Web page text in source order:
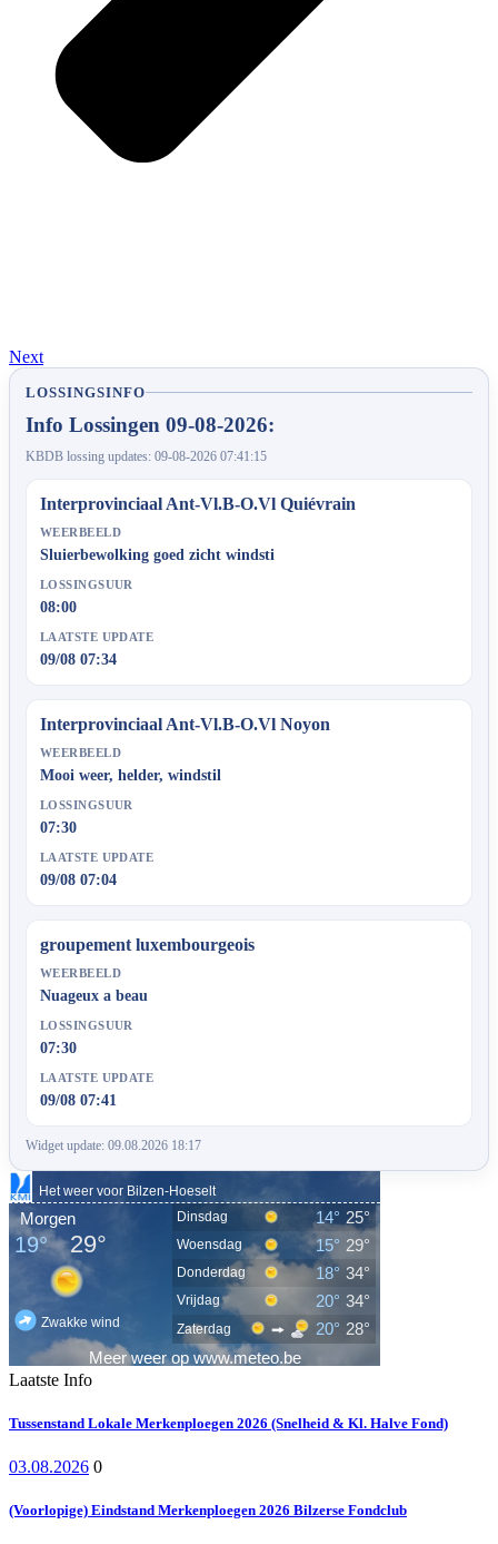
Next
LOSSINGSINFO
Info Lossingen 09-08-2026:
KBDB lossing updates: 09-08-2026 07:41:15
Interprovinciaal Ant-Vl.B-O.Vl Quiévrain
WEERBEELD
Sluierbewolking goed zicht windsti
LOSSINGSUUR
08:00
LAATSTE UPDATE
09/08 07:34
Interprovinciaal Ant-Vl.B-O.Vl Noyon
WEERBEELD
Mooi weer, helder, windstil
LOSSINGSUUR
07:30
LAATSTE UPDATE
09/08 07:04
groupement luxembourgeois
WEERBEELD
Nuageux a beau
LOSSINGSUUR
07:30
LAATSTE UPDATE
09/08 07:41
Widget update: 09.08.2026 18:17
Laatste Info
Tussenstand Lokale Merkenploegen 2026 (Snelheid & Kl. Halve Fond)
03.08.2026 0
(Voorlopige) Eindstand Merkenploegen 2026 Bilzerse Fondclub